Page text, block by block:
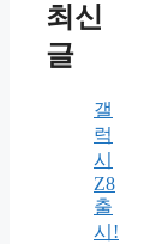
최신
글
갤
럭
시
Z8
출
시!